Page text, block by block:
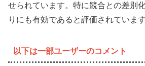
せられています。特に競合との差別
りにも有効であると評価されています
以下は一部ユーザーのコメント